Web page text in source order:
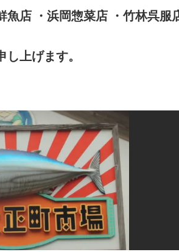
魚店 ・浜岡惣菜店 ・竹林呉
上げます。